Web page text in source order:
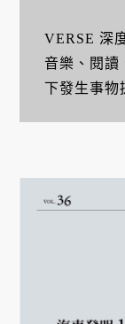
VERSE 深
音樂、閱讀
下發生事物